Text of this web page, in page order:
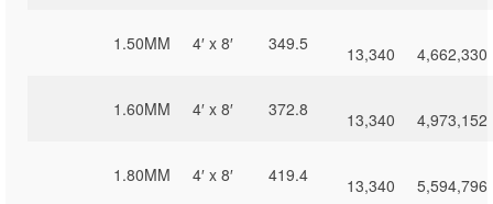
1.50MM 4′ x 8′ 349.5 13,340 4,662,330
1.60MM 4′ x 8′ 372.8 13,340 4,973,152
1.80MM 4′ x 8′ 419.4 13,340 5,594,796